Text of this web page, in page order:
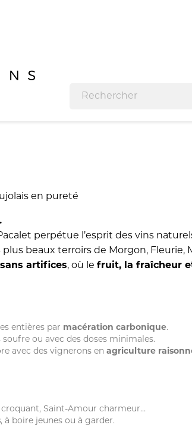
en pureté
perpétue l’esprit des vins
beaux terroirs de Morgon, Fleurie,
sans artifices, où le fruit, la fraîcheur
entières par macération carbonique.
soufre ou avec des doses minimales.
avec des vignerons en agriculture
Saint-Amour charmeur…
, à boire jeunes ou à garder.